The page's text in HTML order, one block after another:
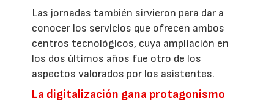
Las jornadas también sirvieron para dar a
conocer los servicios que ofrecen ambos
centros tecnológicos, cuya ampliación en
los dos últimos años fue otro de los
aspectos valorados por los asistentes.
La digitalización gana protagonismo